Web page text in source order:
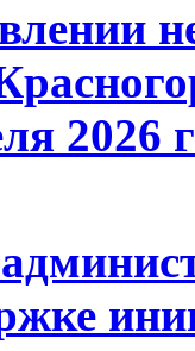
2026